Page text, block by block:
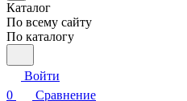
Каталог
По всему сайту
По каталогу
Войти
0
Сравнение